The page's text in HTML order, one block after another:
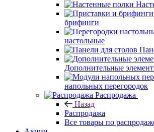
брифинги
настольные
Дополнительные
напольных перегородок
Распродажа
Назад
Распродажа
Все товары по